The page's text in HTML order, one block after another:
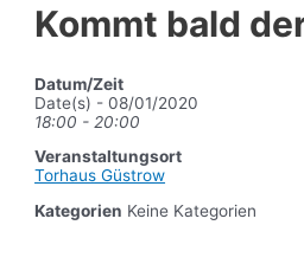
Kommt bald
Datum/Zeit
Date(s) - 08/01/2020
18:00 - 20:00
Veranstaltungsort
Torhaus Güstrow
Kategorien Keine Kategorien